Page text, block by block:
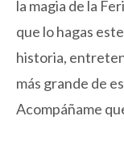
la magia de la
que lo hagas
historia,
más grande de
Acompáñame